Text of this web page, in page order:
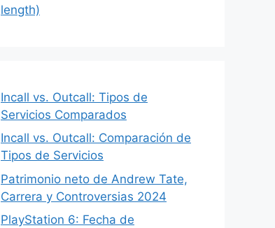
length)
Incall vs. Outcall: Tipos de
Servicios Comparados
Incall vs. Outcall: Comparación de
Tipos de Servicios
Patrimonio neto de Andrew Tate,
Carrera y Controversias 2024
PlayStation 6: Fecha de